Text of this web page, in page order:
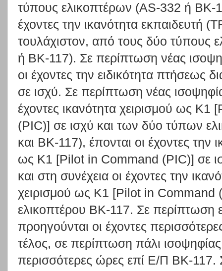
τύπους ελικοπτέρων (AS-332 ή ΒΚ-
έχοντες την ικανότητα εκπαιδευτή
τουλάχιστον, από τους δύο τύπους
ή ΒΚ-117). Σε περίπτωση νέας
οι έχοντες την ειδικότητα πτήσεως
σε ισχύ. Σε περίπτωση νέας
έχοντες ικανότητα χειρισμού ως
(PIC)] σε ισχύ και των δύο τύπων
και ΒΚ-117), έπονται οι έχοντες την
ως Κ1 [Pilot in Command (PIC)] σε
και στη συνέχεια οι έχοντες την
χειρισμού ως Κ1 [Pilot in Command
ελικοπτέρου ΒΚ-117. Σε περίπτωση
προηγούνται οι έχοντες
τέλος, σε περίπτωση πάλι
περισσότερες ώρες επί Ε/Π ΒΚ-117.